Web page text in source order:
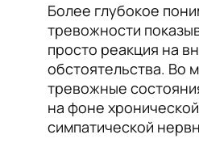
Более глубокое
тревожности
просто реакция на
обстоятельства. Во
тревожные
на фоне
симпатической